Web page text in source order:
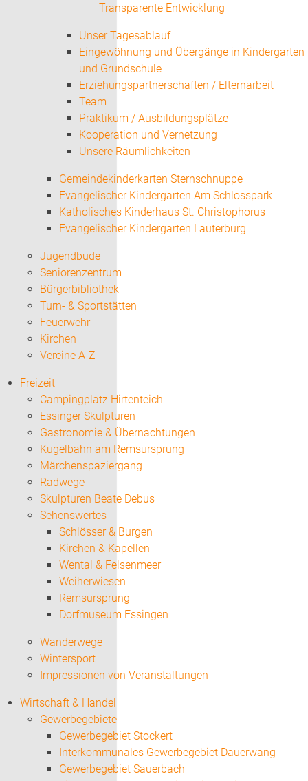
Transparente Entwicklung
Unser Tagesablauf
Eingewöhnung und Übergänge in Kindergarten
und Grundschule
Erziehungspartnerschaften / Elternarbeit
Team
Praktikum / Ausbildungsplätze
Kooperation und Vernetzung
Unsere Räumlichkeiten
Gemeindekinderkarten Sternschnuppe
Evangelischer Kindergarten Am Schlosspark
Katholisches Kinderhaus St. Christophorus
Evangelischer Kindergarten Lauterburg
Jugendbude
Seniorenzentrum
Bürgerbibliothek
Turn- & Sportstätten
Feuerwehr
Kirchen
Vereine A-Z
Freizeit
Campingplatz Hirtenteich
Essinger Skulpturen
Gastronomie & Übernachtungen
Kugelbahn am Remsursprung
Märchenspaziergang
Radwege
Skulpturen Beate Debus
Sehenswertes
Schlösser & Burgen
Kirchen & Kapellen
Wental & Felsenmeer
Weiherwiesen
Remsursprung
Dorfmuseum Essingen
Wanderwege
Wintersport
Impressionen von Veranstaltungen
Wirtschaft & Handel
Gewerbegebiete
Gewerbegebiet Stockert
Interkommunales Gewerbegebiet Dauerwang
Gewerbegebiet Sauerbach